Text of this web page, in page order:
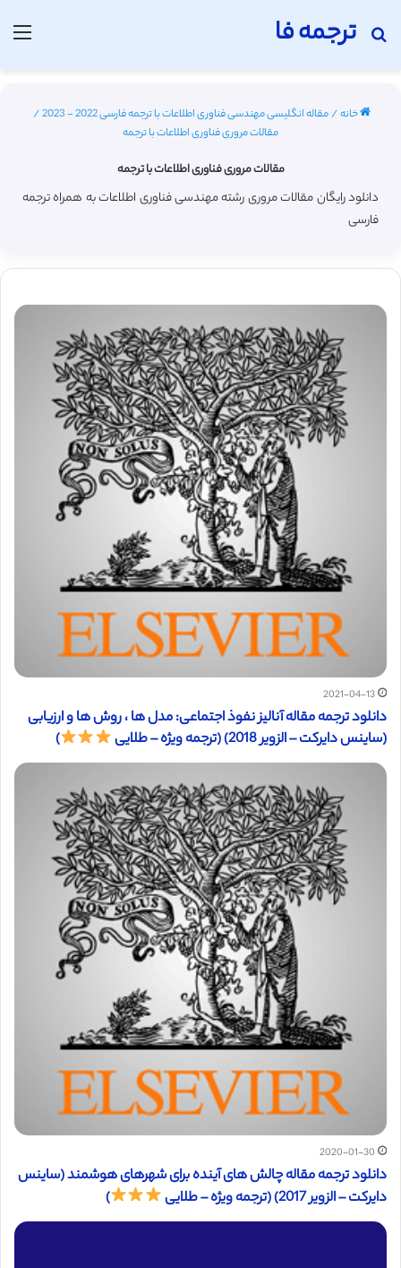
ترجمه فا
جستجو برای
خانه/مقاله انگلیسی مهندسی فناوری اطلاعات با ترجمه فارسی 2022 - 2023
/
مقالات مروری فناوری اطلاعات با ترجمه
مقالات مروری فناوری اطلاعات با ترجمه
دانلود رایگان مقالات مروری رشته مهندسی فناوری اطلاعات به همراه ترجمه
فارسی
2021-04-13
دانلود ترجمه مقاله آنالیز نفوذ اجتماعی: مدل ها ، روش ها و ارزیابی
(ساینس دایرکت – الزویر 2018) (ترجمه ویژه – طلایی
)
2020-01-30
دانلود ترجمه مقاله چالش های آینده برای شهرهای هوشمند (ساینس
دایرکت – الزویر 2017) (ترجمه ویژه – طلایی
)